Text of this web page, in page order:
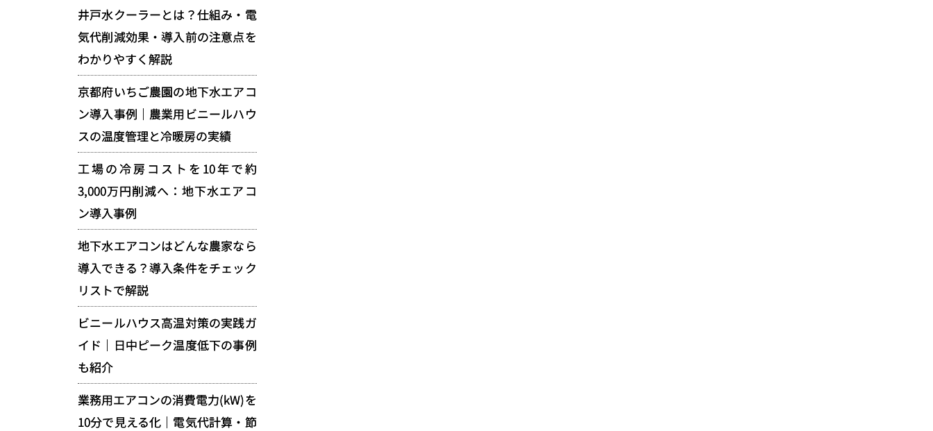
井戸水クーラーとは？仕組み・電
気代削減効果・導入前の注意点を
わかりやすく解説
京都府いちご農園の地下水エアコ
ン導入事例｜農業用ビニールハウ
スの温度管理と冷暖房の実績
工場の冷房コストを10年で約
3,000万円削減へ：地下水エアコ
ン導入事例
地下水エアコンはどんな農家なら
導入できる？導入条件をチェック
リストで解説
ビニールハウス高温対策の実践ガ
イド｜日中ピーク温度低下の事例
も紹介
業務用エアコンの消費電力(kW)を
10分で見える化｜電気代計算・節